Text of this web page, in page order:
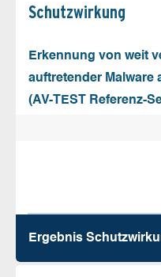
Schutz­wirkung
Erkennung von weit
auftretender Malware
(AV-TEST Referenz-
Ergebnis